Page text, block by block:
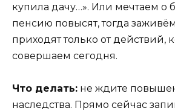
купила дачу…». Или мечтаем о
пенсию повысят, тогда
приходят только от действий,
совершаем сегодня.
Что делать: не ждите
наследства. Прямо сейчас